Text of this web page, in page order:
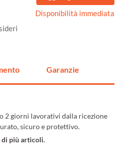
Disponibilità immediata
Garanzie
2 giorni lavorativi dalla ricezione
sicuro e protettivo.
di più articoli.